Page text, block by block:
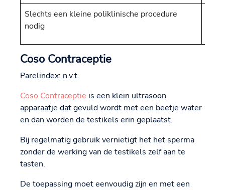
Slechts een kleine poliklinische procedure
nodig
Coso Contraceptie
Parelindex: n.v.t.
Coso Contraceptie is een klein ultrasoon
apparaatje dat gevuld wordt met een beetje water
en dan worden de testikels erin geplaatst.
Bij regelmatig gebruik vernietigt het het sperma
zonder de werking van de testikels zelf aan te
tasten.
De toepassing moet eenvoudig zijn en met een